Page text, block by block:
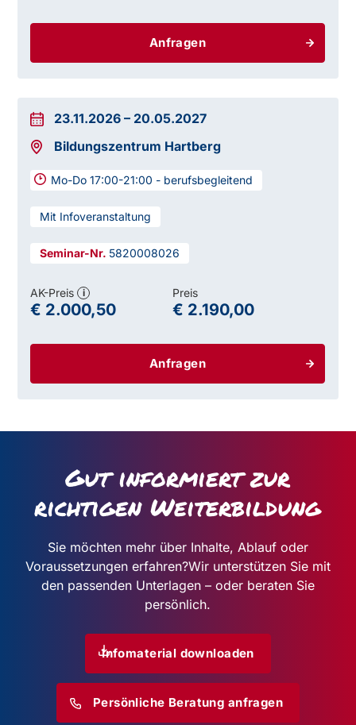
Anfragen
23.11.2026 – 20.05.2027
Bildungszentrum Hartberg
Mo-Do 17:00-21:00 - berufsbegleitend
Mit Infoveranstaltung
5820008026
Anfragen
AK-Preis i
€ 2.000,50
Preis
€ 2.190,00
Gut informiert zur
richtigen Weiterbildung
Sie möchten mehr über Inhalte, Ablauf oder
Voraussetzungen erfahren?Wir unterstützen Sie mit
den passenden Unterlagen – oder beraten Sie
persönlich.
Infomaterial downloaden
Persönliche Beratung anfragen